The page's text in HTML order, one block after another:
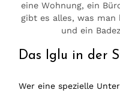
eine Wohnung, ein
gibt es alles, was man
und ein
Das Iglu in der
Wer eine spezielle